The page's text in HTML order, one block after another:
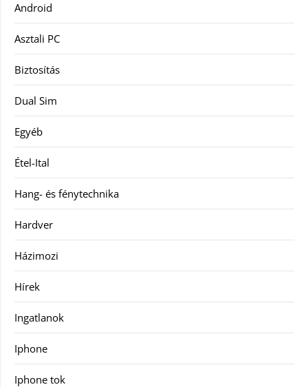
Android
Asztali PC
Biztosítás
Dual Sim
Egyéb
Étel-Ital
Hang- és fénytechnika
Hardver
Házimozi
Hírek
Ingatlanok
Iphone
Iphone tok